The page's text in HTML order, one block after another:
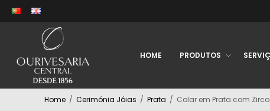
HOME PRODUTOS
Home / Cerimónia Jóias / Prata / Colar em Prata com